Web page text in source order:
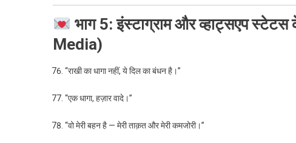
भाग 5: इंस्टाग्राम और व्हाट्सएप
Media)
“राखी का धागा नहीं, ये दिल का बंधन है।”
“एक धागा, हज़ार वादे।”
“वो मेरी बहन है — मेरी ताक़त और मेरी कमजोरी।”